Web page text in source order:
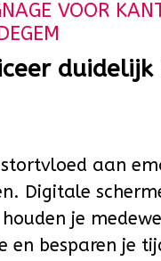
VOOR
aan
Digitale
je
en besparen je